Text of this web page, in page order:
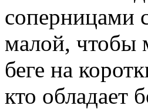
соперницами
малой, чтобы
беге на
кто обладает